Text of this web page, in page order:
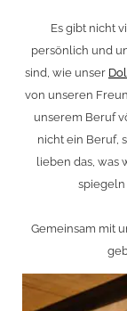
Es gibt nicht
persönlich und
sind, wie unser
von unseren
unserem Beruf
nicht ein Beruf,
lieben das, was
spiegeln
Gemeinsam mit